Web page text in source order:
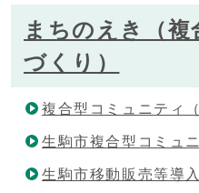
まちのえき（複
づくり）
複合型コミュニティ
生駒市複合型コミュ
生駒市移動販売等導